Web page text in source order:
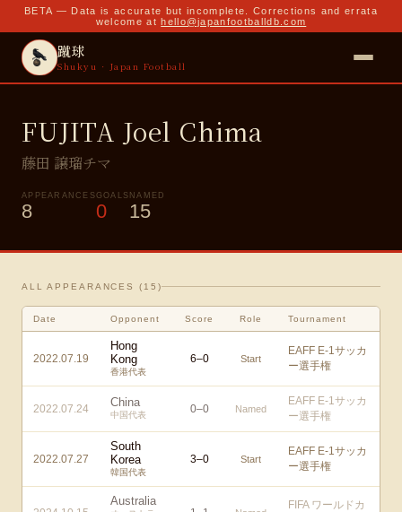
BETA — Data is accurate but incomplete. Corrections and errata
welcome at hello@japanfootballdb.com
蹴球
Shukyu · Japan Football
FUJITA Joel Chima
藤田 譲瑠チマ
APPEARANCES
8
GOALS
0
NAMED
15
ALL APPEARANCES ( 15 )
Date Opponent Score Role Tournament
2022.07.19
Hong
Kong
香港代表
6–0 Start
EAFF E-1サッカ
ー選手権
2022.07.24 China
中国代表 0–0 Named
EAFF E-1サッカ
ー選手権
2022.07.27
South
Korea
韓国代表
3–0 Start
EAFF E-1サッカ
ー選手権
Australia
FIFA ワールドカ